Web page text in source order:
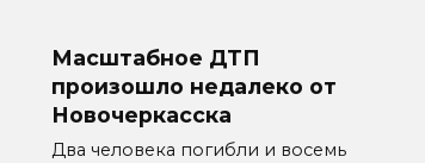
Масштабное ДТП
произошло недалеко от
Новочеркасска
Два человека погибли и восемь